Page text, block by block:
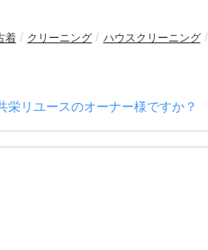
着 クリーニング ハウスクリーニング
栄リユースのオーナー様ですか？